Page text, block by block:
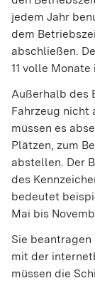
jedem Jahr
dem
abschließen.
11 volle
Außerhalb des
Fahrzeug nicht
müssen es
Plätzen, zum
abstellen. Der
des
bedeutet
Mai bis
Sie
mit der
müssen die